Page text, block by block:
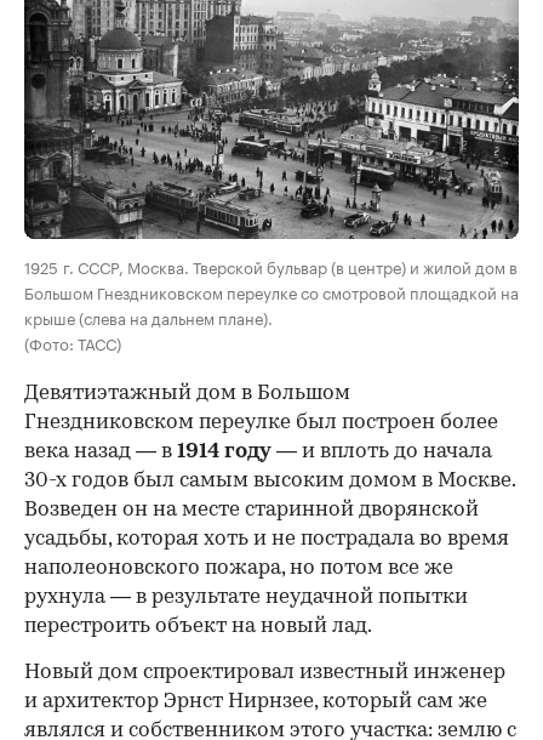
00:00 / 00:00
1925 г. СССР, Москва. Тверской бульвар (в центре) и жилой дом в
Большом Гнездниковском переулке со смотровой площадкой на
крыше (слева на дальнем плане).
(Фото: ТАСС)
Девятиэтажный дом в Большом
Гнездниковском переулке был построен более
века назад — в 1914 году — и вплоть до начала
30-х годов был самым высоким домом в Москве.
Возведен он на месте старинной дворянской
усадьбы, которая хоть и не пострадала во время
наполеоновского пожара, но потом все же
рухнула — в результате неудачной попытки
перестроить объект на новый лад.
Новый дом спроектировал известный инженер
и архитектор Эрнст Нирнзее, который сам же
являлся и собственником этого участка: землю с